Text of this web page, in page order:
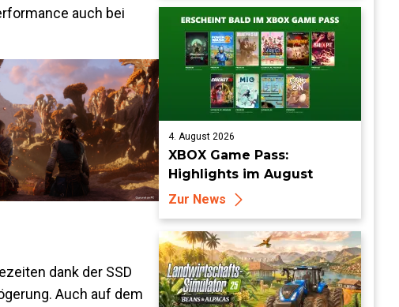
auch bei
dank der SSD
Auch auf dem
4. August 2026
XBOX Game Pass:
Highlights im August
Zur News